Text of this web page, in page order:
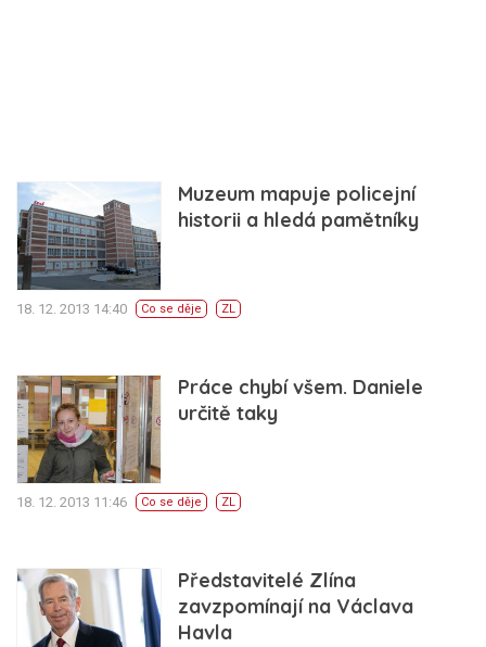
Muzeum mapuje policejní
historii a hledá pamětníky
18. 12. 2013 14:40 Co se děje ZL
Práce chybí všem. Daniele
určitě taky
18. 12. 2013 11:46 Co se děje ZL
Představitelé Zlína
zavzpomínají na Václava
Havla